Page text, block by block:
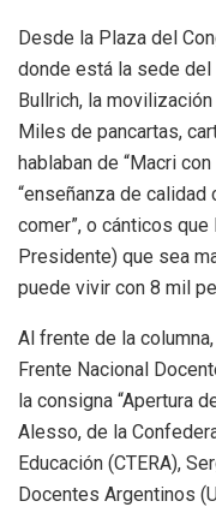
Desde la Plaza del
donde está la sede
Bullrich, la
Miles de pancartas,
hablaban de “Macri
“enseñanza de
comer”, o cánticos
Presidente) que sea
puede vivir con 8 mil
Al frente de la
Frente Nacional
la consigna “Apertura
Alesso, de la
Educación (CTERA),
Docentes Argentinos